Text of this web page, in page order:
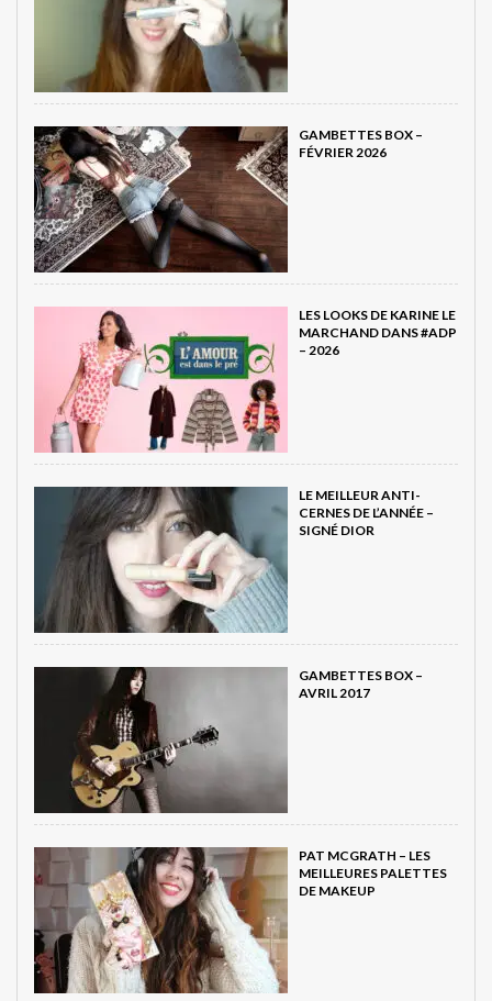
GAMBETTES BOX –
FÉVRIER 2026
LES LOOKS DE KARINE LE
MARCHAND DANS #ADP
– 2026
LE MEILLEUR ANTI-
CERNES DE L’ANNÉE –
SIGNÉ DIOR
GAMBETTES BOX –
AVRIL 2017
PAT MCGRATH – LES
MEILLEURES PALETTES
DE MAKEUP